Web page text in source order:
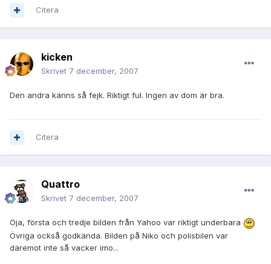
Citera
kicken
Skrivet 7 december, 2007
Den andra känns så fejk. Riktigt ful. Ingen av dom är bra.
Citera
Quattro
Skrivet 7 december, 2007
Oja, första och tredje bilden från Yahoo var riktigt underbara
Övriga också godkända. Bilden på Niko och polisbilen var
däremot inte så vacker imo...